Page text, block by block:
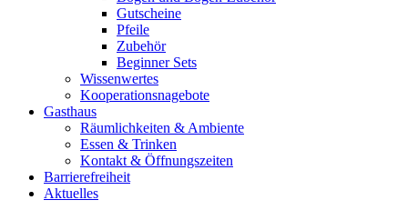
Gutscheine
Pfeile
Zubehör
Beginner Sets
Wissenwertes
Kooperationsnagebote
Gasthaus
Räumlichkeiten & Ambiente
Essen & Trinken
Kontakt & Öffnungszeiten
Barrierefreiheit
Aktuelles